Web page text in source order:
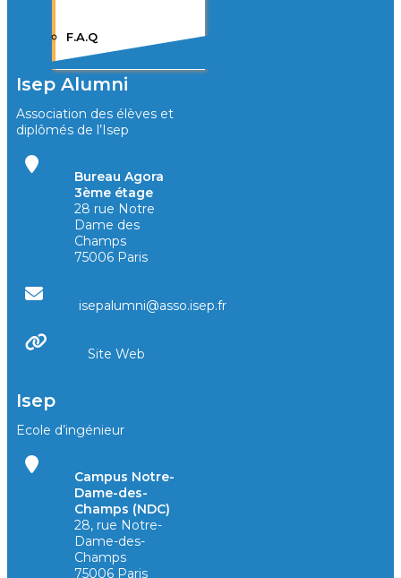
F.A.Q
Isep Alumni
Association des élèves et
diplômés de l’Isep
Bureau Agora
3ème étage
28 rue Notre
Dame des
Champs
75006 Paris
isepalumni@asso.isep.fr
Site Web
Isep
Ecole d’ingénieur
Campus Notre-
Dame-des-
Champs (NDC)
28, rue Notre-
Dame-des-
Champs
75006 Paris